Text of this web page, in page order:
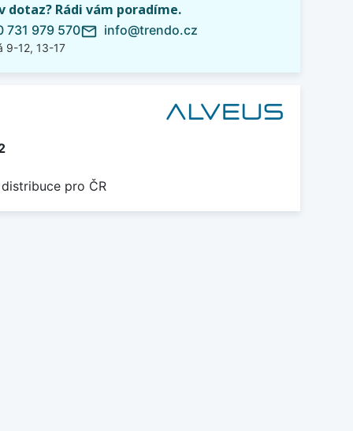
dotaz? Rádi vám poradíme.
731 979 570
9-12, 13-17
mail_outline info@trendo.cz
pro ČR